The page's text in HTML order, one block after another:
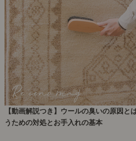
【動画解説つき】ウールの臭いの原因と
うための対処とお手入れの基本